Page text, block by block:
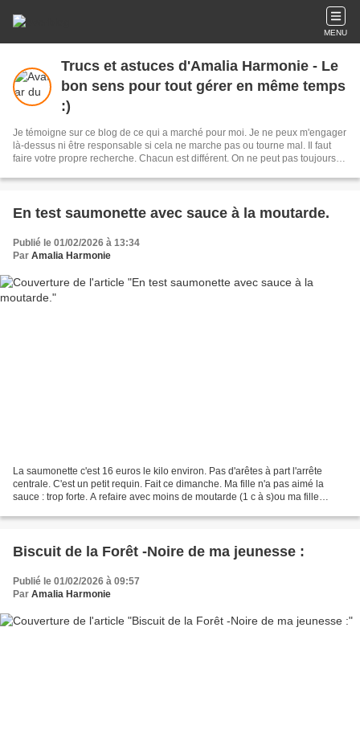
MENU
Trucs et astuces d'Amalia Harmonie - Le
bon sens pour tout gérer en même temps
:)
Je témoigne sur ce blog de ce qui a marché pour moi. Je ne peux m'engager
là-dessus ni être responsable si cela ne marche pas ou tourne mal. Il faut
faire votre propre recherche. Chacun est différent. On ne peut pas toujours
remèdes, recettes et astuces par un(e) sachant(e) et surtout en cas de doute
En test saumonette avec sauce à la moutarde.
Publié le 01/02/2026 à 13:34
Par Amalia Harmonie
La saumonette c'est 16 euros le kilo environ. Pas d'arêtes à part l'arrête
centrale. C'est un petit requin. Fait ce dimanche. Ma fille n'a pas aimé la
sauce : trop forte. A refaire avec moins de moutarde (1 c à s)ou ma fille
Biscuit de la Forêt -Noire de ma jeunesse :
Publié le 01/02/2026 à 09:57
Par Amalia Harmonie